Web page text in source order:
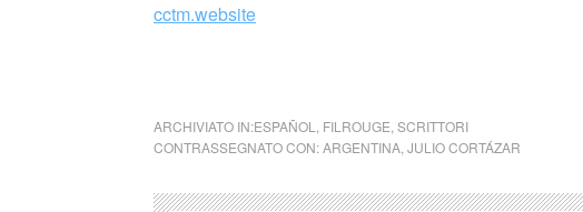
cctm.website
ARCHIVIATO IN:ESPAÑOL FILROUGE SCRITTORI
CONTRASSEGNATO CON:ARGENTINA JULIO CORTÁZAR